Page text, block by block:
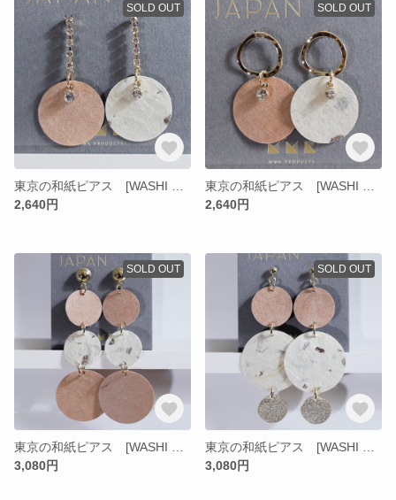
SOLD OUT
2,640円
SOLD OUT
2,640円
SOLD OUT
3,080円
SOLD OUT
3,080円